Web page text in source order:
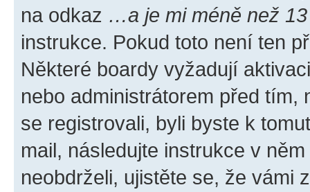
na odkaz …a je mi méně než
instrukce. Pokud toto není ten
Některé boardy vyžadují
nebo administrátorem před tím,
se registrovali, byli byste k
mail, následujte instrukce v
neobdrželi, ujistěte se, že vámi